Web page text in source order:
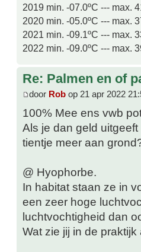
2019 min. -07.0ºC --- max.
2020 min. -05.0ºC --- max.
2021 min. -09.1ºC --- max.
2022 min. -09.0ºC --- max.
Re: Palmen en of
door Rob op 21 apr 2022
100% Mee ens vwb
Als je dan geld
tientje meer aan
@ Hyophorbe.
In habitat staan ze in
een zeer hoge
luchtvochtigheid dan
Wat zie jij in de